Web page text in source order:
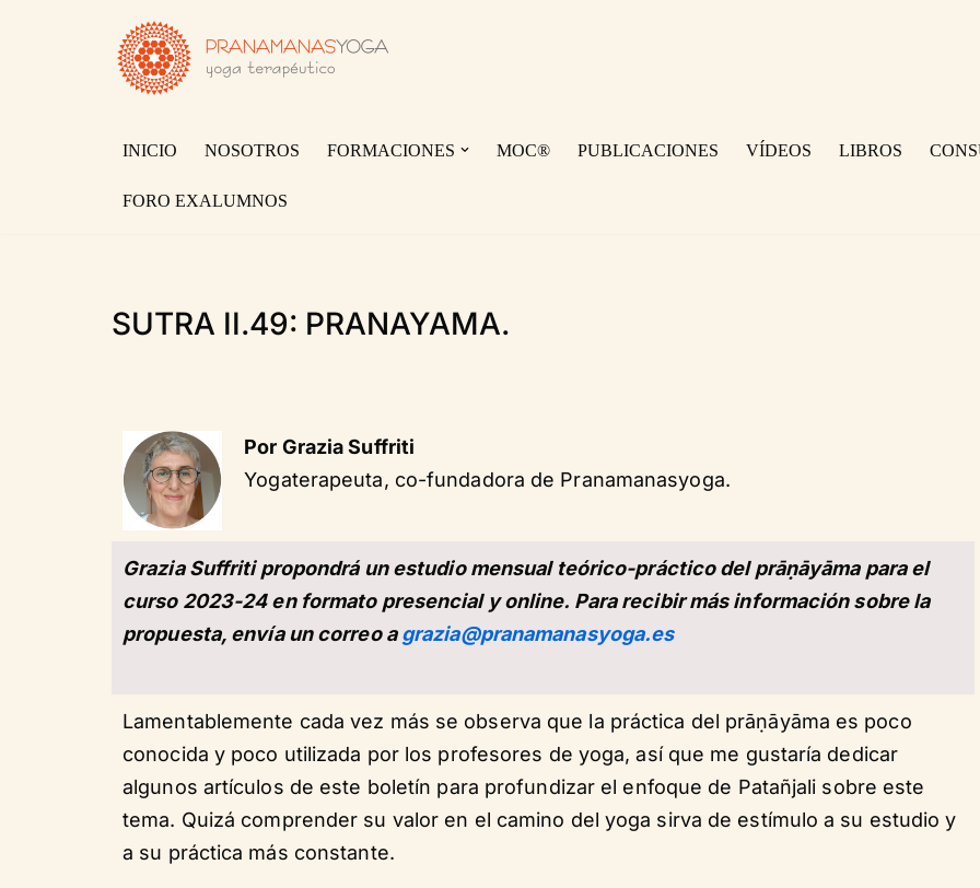
INICIO NOSOTROS FORMACIONES MOC® PUBLICACIONES VÍDEOS LIBROS
FORO EXALUMNOS
SUTRA II.49: PRANAYAMA.
Por Grazia Suffriti
Yogaterapeuta, co-fundadora de Pranamanasyoga.
Grazia Suffriti propondrá un estudio mensual teórico-práctico del prāṇāyāma para el
curso 2023-24 en formato presencial y online. Para recibir más información sobre la
propuesta, envía un correo agrazia@pranamanasyoga.es
Lamentablemente cada vez más se observa que la práctica del prāṇāyāma es poco
conocida y poco utilizada por los profesores de yoga, así que me gustaría dedicar
algunos artículos de este boletín para profundizar el enfoque de Patañjali sobre este
tema. Quizá comprender su valor en el camino del yoga sirva de estímulo a su estudio y
a su práctica más constante.